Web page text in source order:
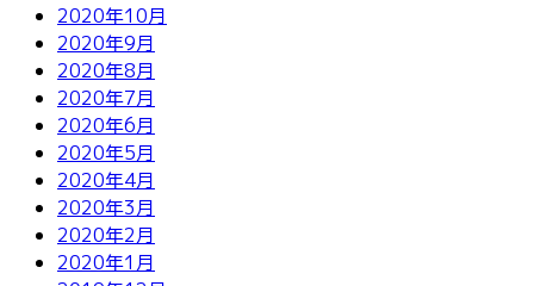
2020年10月
2020年9月
2020年8月
2020年7月
2020年6月
2020年5月
2020年4月
2020年3月
2020年2月
2020年1月